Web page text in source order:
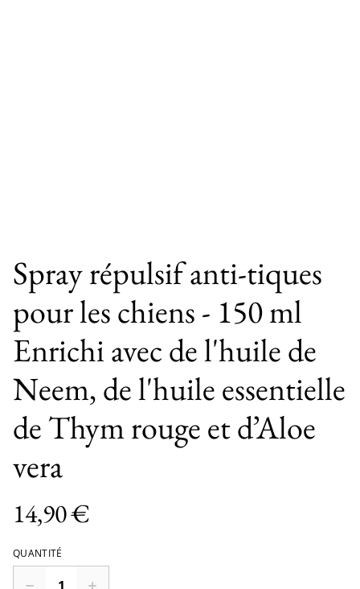
Spray répulsif anti-tiques
pour les chiens - 150 ml
Enrichi avec de l'huile de
Neem, de l'huile essentielle
de Thym rouge et d’Aloe
vera
14,90 €
QUANTITÉ